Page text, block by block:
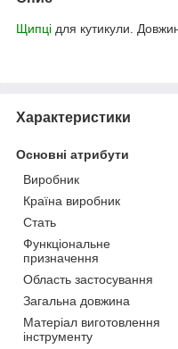
Щипці для кутикули.
Характеристики
Основні атрибути
Виробник
Країна виробник
Стать
Функціональне
призначення
Область застосування
Загальна довжина
Матеріал виготовлення
інструменту